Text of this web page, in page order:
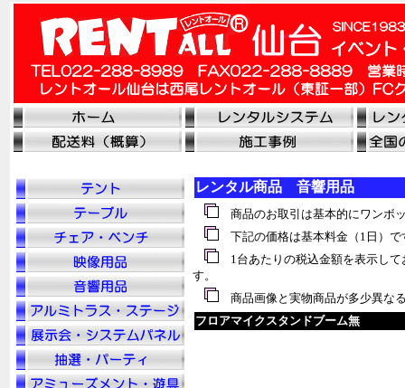
レンタル商品 音響用品
商品のお取引は基本的にワンボ
下記の価格は基本料金（1日）
1台あたりの税込金額を表示し
す。
商品画像と実物商品が多少異な
フロアマイクスタンドブーム無